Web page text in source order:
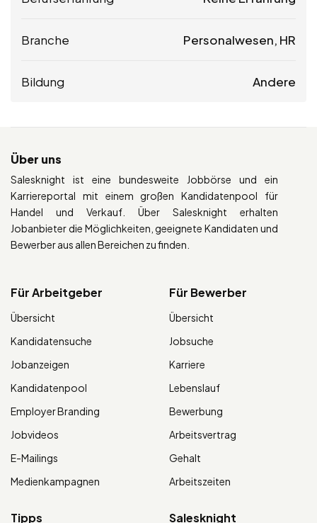
Branche Personalwesen, HR
Bildung Andere
Über uns
Salesknight ist eine bundesweite Jobbörse und ein
Karriereportal mit einem großen Kandidatenpool für
Handel und Verkauf. Über Salesknight erhalten
Jobanbieter die Möglichkeiten, geeignete Kandidaten und
Bewerber aus allen Bereichen zu finden.
Für Arbeitgeber
Übersicht
Kandidatensuche
Jobanzeigen
Kandidatenpool
Employer Branding
Jobvideos
E-Mailings
Medienkampagnen
Für Bewerber
Übersicht
Jobsuche
Karriere
Lebenslauf
Bewerbung
Arbeitsvertrag
Gehalt
Arbeitszeiten
Tipps Salesknight